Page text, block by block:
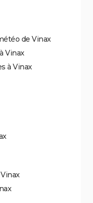
de Vinax
Vinax
à Vinax